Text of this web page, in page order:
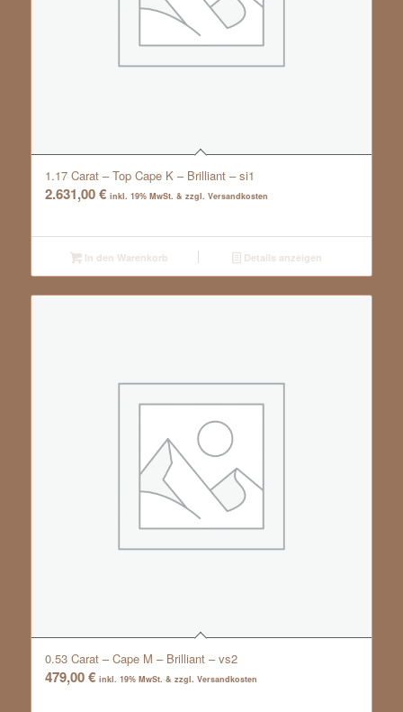
1.17 Carat – Top Cape K – Brilliant – si1
2.631,00€ inkl. 19% MwSt. & zzgl. Versandkosten
In den Warenkorb Details anzeigen
0.53 Carat – Cape M – Brilliant – vs2
479,00€ inkl. 19% MwSt. & zzgl. Versandkosten